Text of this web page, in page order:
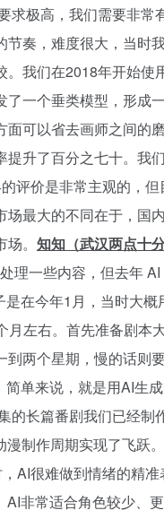
极高，我们需要非
奏，难度很大，当
我们在2018年开始
一个垂类模型，形
可以省去画师之间
升了百分之七十。我
评价是非常主观的，
最大的不同在于，国
。 知知（武汉两点十
一些内容，但去年
在今年1月，当时大
左右。首先准备剧
两个星期，慢的话
单来说，就是用AI生
长篇番剧我们已经
制作周期实现了飞
AI很难做到情绪的精
非常适合角色较少